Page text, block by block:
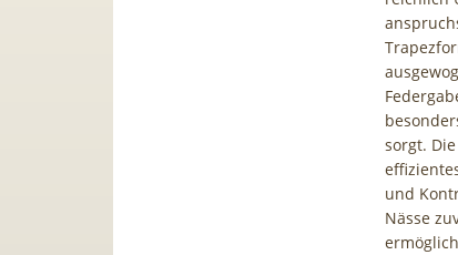
sorgt.
und
Nässe